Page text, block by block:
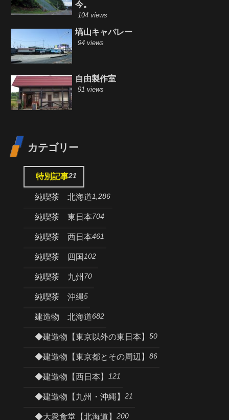
今。
104 views
塙山キャバレー
94 views
自由製作室
91 views
カテゴリー
特別記事21
純喫茶 北海道1,286
純喫茶 東日本704
純喫茶 西日本461
純喫茶 四国 102
純喫茶 九州 70
純喫茶 沖縄5
建造物 北海道682
◆建造物【東京以外の東日本】 50
◆建造物【東京都とその周辺】 86
◆建造物【西日本】 121
◆建造物【九州・沖縄】 21
◆大衆食堂【北海道】 200